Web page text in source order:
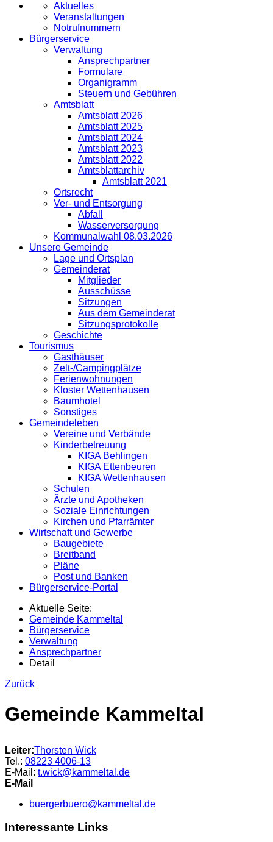
Aktuelles
Veranstaltungen
Notrufnummern
Bürgerservice
Verwaltung
Ansprechpartner
Formulare
Organigramm
Steuern und Gebühren
Amtsblatt
Amtsblatt 2026
Amtsblatt 2025
Amtsblatt 2024
Amtsblatt 2023
Amtsblatt 2022
Amtsblattarchiv
Amtsblatt 2021
Ortsrecht
Ver- und Entsorgung
Abfall
Wasserversorgung
Kommunalwahl 08.03.2026
Unsere Gemeinde
Lage und Ortsplan
Gemeinderat
Mitglieder
Ausschüsse
Sitzungen
Aus dem Gemeinderat
Sitzungsprotokolle
Geschichte
Tourismus
Gasthäuser
Zelt-/Campingplätze
Ferienwohnungen
Kloster Wettenhausen
Baumhotel
Sonstiges
Gemeindeleben
Vereine und Verbände
Kinderbetreuung
KIGA Behlingen
KIGA Ettenbeuren
KIGA Wettenhausen
Schulen
Ärzte und Apotheken
Soziale Einrichtungen
Kirchen und Pfarrämter
Wirtschaft und Gewerbe
Baugebiete
Breitband
Pläne
Post und Banken
Bürgerservice-Portal
Aktuelle Seite:
Gemeinde Kammeltal
Bürgerservice
Verwaltung
Ansprechpartner
Detail
Zurück
Gemeinde Kammeltal
Leiter:Thorsten Wick
Tel.: 08223 4006-13
E-Mail: t.wick@kammeltal.de
E-Mail
buergerbuero@kammeltal.de
Interessante Links